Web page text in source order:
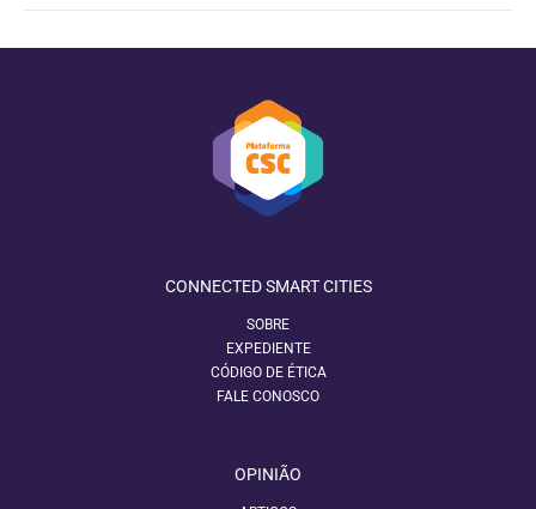
CONNECTED SMART CITIES
SOBRE
EXPEDIENTE
CÓDIGO DE ÉTICA
FALE CONOSCO
OPINIÃO